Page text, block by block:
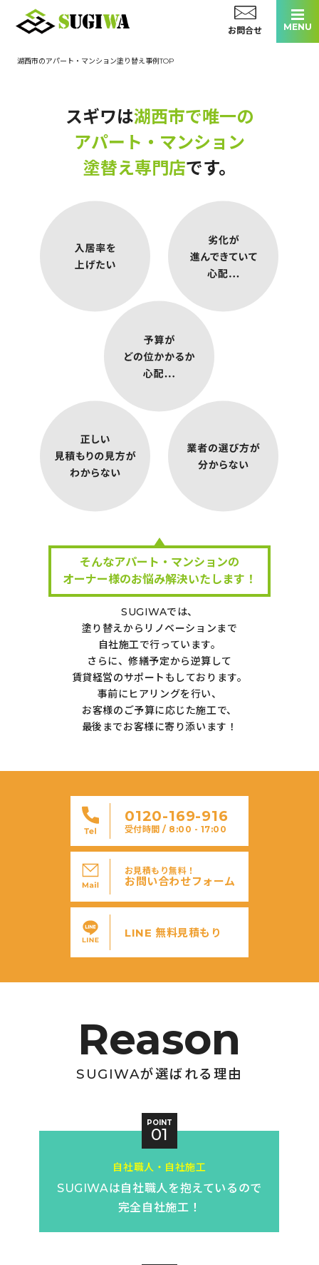
お問合せ
スタッフ紹介
0120-169-916
受付時間 / 8:00 - 17:00
お見積もり無料！
お問い合わせフォーム
LINE 無料見積もり
湖西市のアパート・マンション塗り替え事例TOP
スギワは湖西市で唯一の
アパート・マンション
塗替え専門店です。
そんなアパート・マンションの
オーナー様のお悩み解決いたします！
SUGIWAでは、
塗り替えからリノベーションまで
自社施工で行っています。
さらに、修繕予定から逆算して
賃貸経営のサポートもしております。
事前にヒアリングを行い、
お客様のご予算に応じた施工で、
最後までお客様に寄り添います！
0120-169-916
受付時間 / 8:00 - 17:00
お見積もり無料！
お問い合わせフォーム
LINE 無料見積もり
SUGIWAが選ばれる理由
POINT
01
自社職人・自社施工
SUGIWAは自社職人を抱えているので
完全自社施工！